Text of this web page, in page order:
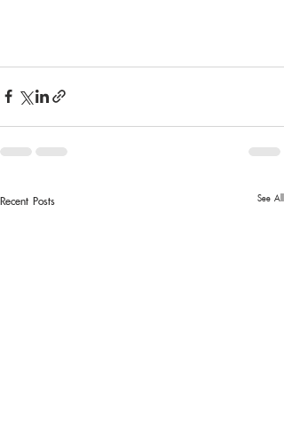
Recent Posts See All